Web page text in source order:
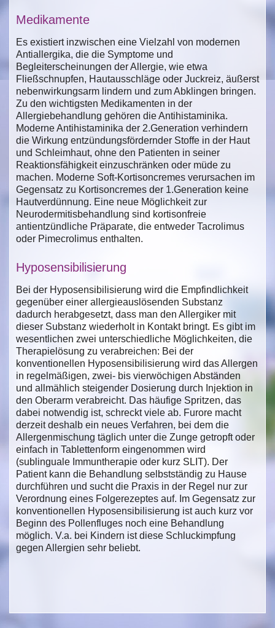
Medikamente
Es existiert inzwischen eine Vielzahl von modernen
Antiallergika, die die Symptome und
Begleiterscheinungen der Allergie, wie etwa
Fließschnupfen, Hautausschläge oder Juckreiz, äußerst
nebenwirkungsarm lindern und zum Abklingen bringen.
Zu den wichtigsten Medikamenten in der
Allergiebehandlung gehören die Antihistaminika.
Moderne Antihistaminika der 2.Generation verhindern
die Wirkung entzündungsfördernder Stoffe in der Haut
und Schleimhaut, ohne den Patienten in seiner
Reaktionsfähigkeit einzuschränken oder müde zu
machen. Moderne Soft-Kortisoncremes verursachen im
Gegensatz zu Kortisoncremes der 1.Generation keine
Hautverdünnung. Eine neue Möglichkeit zur
Neurodermitisbehandlung sind kortisonfreie
antientzündliche Präparate, die entweder Tacrolimus
oder Pimecrolimus enthalten.
Hyposensibilisierung
Bei der Hyposensibilisierung wird die Empfindlichkeit
gegenüber einer allergieauslösenden Substanz
dadurch herabgesetzt, dass man den Allergiker mit
dieser Substanz wiederholt in Kontakt bringt. Es gibt im
wesentlichen zwei unterschiedliche Möglichkeiten, die
Therapielösung zu verabreichen: Bei der
konventionellen Hyposensibilisierung wird das Allergen
in regelmäßigen, zwei- bis vierwöchigen Abständen
und allmählich steigender Dosierung durch Injektion in
den Oberarm verabreicht. Das häufige Spritzen, das
dabei notwendig ist, schreckt viele ab. Furore macht
derzeit deshalb ein neues Verfahren, bei dem die
Allergenmischung täglich unter die Zunge getropft oder
einfach in Tablettenform eingenommen wird
(sublinguale Immuntherapie oder kurz SLIT). Der
Patient kann die Behandlung selbstständig zu Hause
durchführen und sucht die Praxis in der Regel nur zur
Verordnung eines Folgerezeptes auf. Im Gegensatz zur
konventionellen Hyposensibilisierung ist auch kurz vor
Beginn des Pollenfluges noch eine Behandlung
möglich. V.a. bei Kindern ist diese Schluckimpfung
gegen Allergien sehr beliebt.